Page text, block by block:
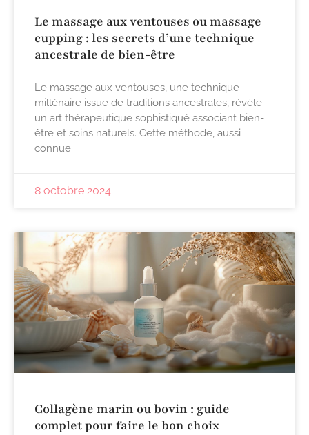
Le massage aux ventouses ou massage
cupping : les secrets d’une technique
ancestrale de bien-être
Le massage aux ventouses, une technique
millénaire issue de traditions ancestrales, révèle
un art thérapeutique sophistiqué associant bien-
être et soins naturels. Cette méthode, aussi
connue
8 octobre 2024
Collagène marin ou bovin : guide
complet pour faire le bon choix